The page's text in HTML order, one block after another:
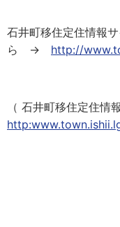
石井町移住定住情報
ら → http://
（ 石井町移住定住